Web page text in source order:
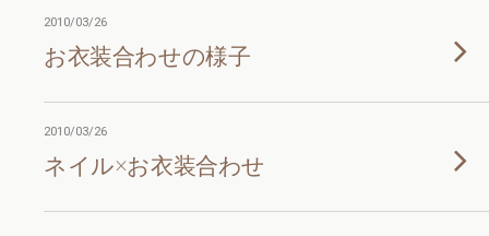
2010/03/26
お衣装合わせの様子
2010/03/26
ネイル×お衣装合わせ